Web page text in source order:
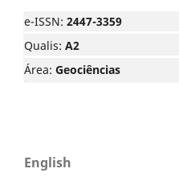
e-ISSN: 2447-3359
Qualis: A2
Área: Geociências
English